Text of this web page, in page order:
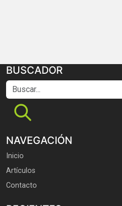
BUSCADOR
Buscar...
NAVEGACIÓN
Inicio
Artículos
Contacto